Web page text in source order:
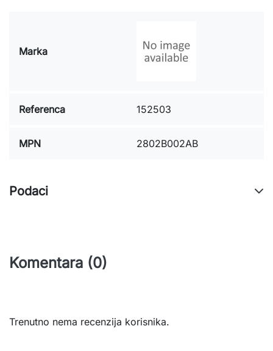
Marka
Referenca 152503
MPN 2802B002AB
Podaci
Komentara (0)
Trenutno nema recenzija korisnika.